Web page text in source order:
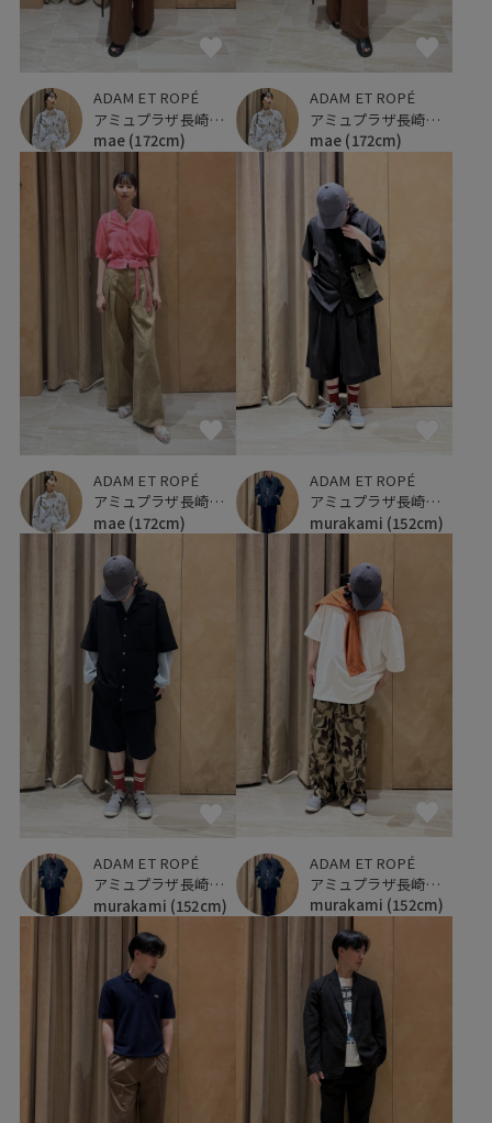
ADAM ET ROPÉ
アミュプラザ長崎新館
mae (172cm)
ADAM ET ROPÉ
アミュプラザ長崎新館
mae (172cm)
ADAM ET ROPÉ
アミュプラザ長崎新館
mae (172cm)
ADAM ET ROPÉ
アミュプラザ長崎新館
murakami (152cm)
ADAM ET ROPÉ
アミュプラザ長崎新館
murakami (152cm)
ADAM ET ROPÉ
アミュプラザ長崎新館
murakami (152cm)